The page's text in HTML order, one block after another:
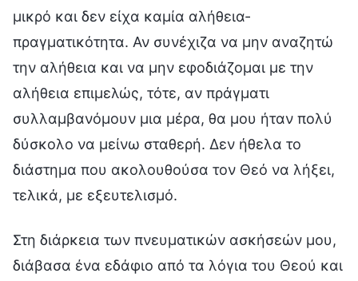
μικρό και δεν είχα καμία αλήθεια-
πραγματικότητα. Αν συνέχιζα να μην αναζητώ
την αλήθεια και να μην εφοδιάζομαι με την
αλήθεια επιμελώς, τότε, αν πράγματι
συλλαμβανόμουν μια μέρα, θα μου ήταν πολύ
δύσκολο να μείνω σταθερή. Δεν ήθελα το
διάστημα που ακολουθούσα τον Θεό να λήξει,
τελικά, με εξευτελισμό.
Στη διάρκεια των πνευματικών ασκήσεών μου,
διάβασα ένα εδάφιο από τα λόγια του Θεού και